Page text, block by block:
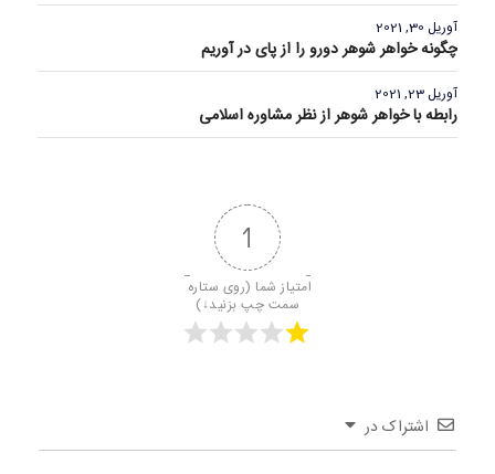
آوریل 30, 2021
چگونه خواهر شوهر دورو را از پای در آوریم
آوریل 23, 2021
رابطه با خواهر شوهر از نظر مشاوره اسلامی
1
امتیاز شما (روی ستاره
سمت چپ بزنید↓)
اشتراک در